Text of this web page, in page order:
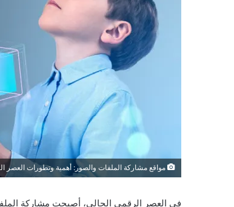
مواقع مشاركة الملفات والصور: أهمية وتطورات العصر
في العصر الرقمي الحالي، أصبحت مشاركة